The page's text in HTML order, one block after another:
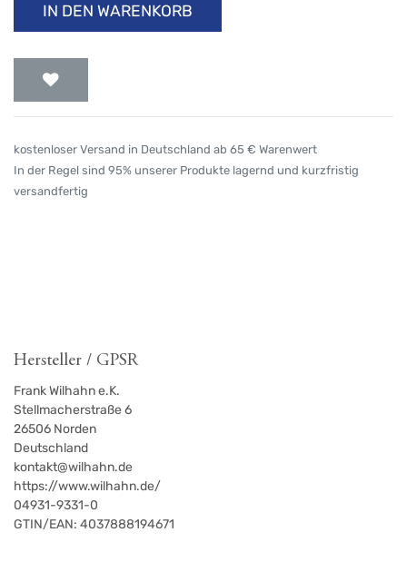
IN DEN WARENKORB
kostenloser Versand in Deutschland ab 65 € Warenwert
In der Regel sind 95% unserer Produkte lagernd und kurzfristig
versandfertig
Hersteller / GPSR
Frank Wilhahn e.K.
Stellmacherstraße 6
26506 Norden
Deutschland
kontakt@wilhahn.de
https://www.wilhahn.de/
04931-9331-0
GTIN/EAN: 4037888194671